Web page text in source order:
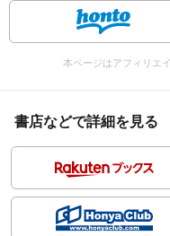
本ページはアフィリエ
書店などで詳細を見る